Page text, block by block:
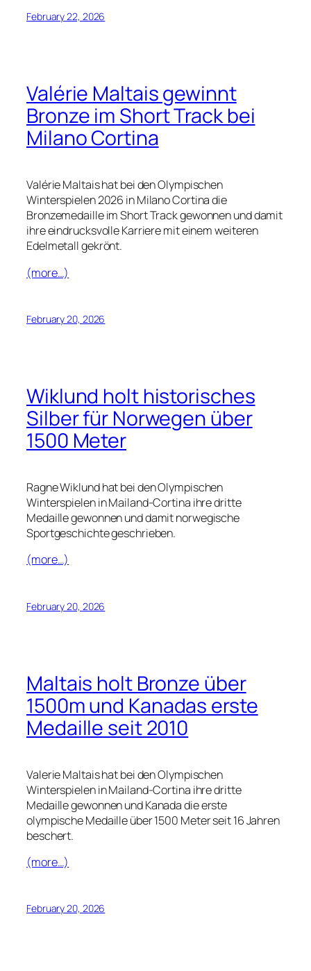
February 22, 2026
Valérie Maltais gewinnt
Bronze im Short Track bei
Milano Cortina
Valérie Maltais hat bei den Olympischen
Winterspielen 2026 in Milano Cortina die
Bronzemedaille im Short Track gewonnen und damit
ihre eindrucksvolle Karriere mit einem weiteren
Edelmetall gekrönt.
(more…)
February 20, 2026
Wiklund holt historisches
Silber für Norwegen über
1500 Meter
Ragne Wiklund hat bei den Olympischen
Winterspielen in Mailand-Cortina ihre dritte
Medaille gewonnen und damit norwegische
Sportgeschichte geschrieben.
(more…)
February 20, 2026
Maltais holt Bronze über
1500m und Kanadas erste
Medaille seit 2010
Valerie Maltais hat bei den Olympischen
Winterspielen in Mailand-Cortina ihre dritte
Medaille gewonnen und Kanada die erste
olympische Medaille über 1500 Meter seit 16 Jahren
beschert.
(more…)
February 20, 2026